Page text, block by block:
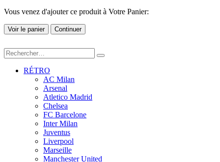
Vous venez d'ajouter ce produit à Votre Panier:
Voir le panier Continuer
RÉTRO
AC Milan
Arsenal
Atletico Madrid
Chelsea
FC Barcelone
Inter Milan
Juventus
Liverpool
Marseille
Manchester United